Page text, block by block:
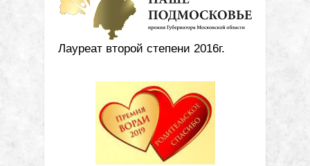
Лауреат второй степени 2016г.